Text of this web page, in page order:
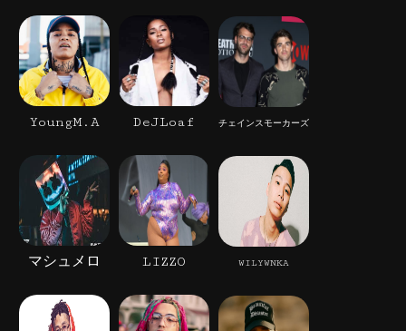
YoungM.A DeJLoaf チェインスモーカーズ
マシュメロ LIZZO WILYWNKA